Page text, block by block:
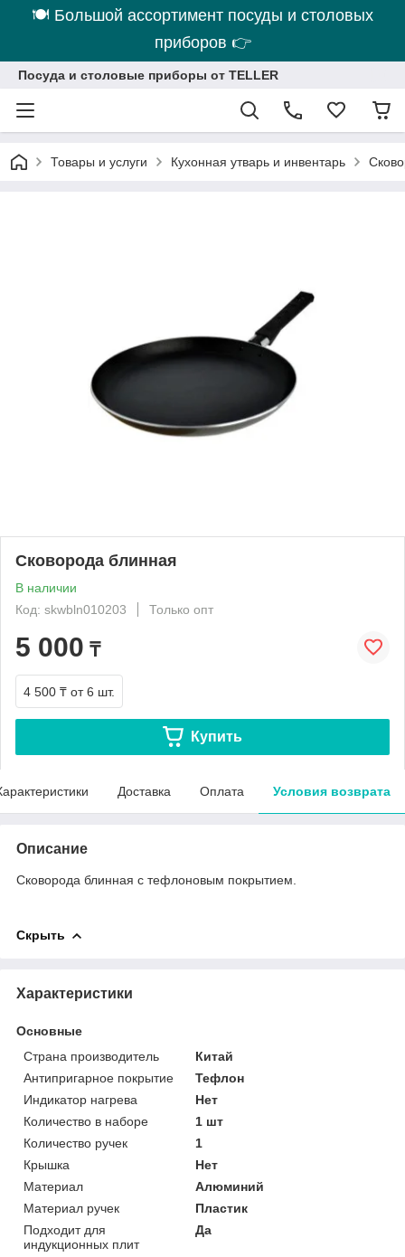
🍽 Большой ассортимент посуды и столовых
приборов 👉
Посуда и столовые приборы от TELLER
Товары и услуги Кухонная утварь и инвентарь
Сковорода блинная
В наличии
Код: skwbln010203
Только опт
5 000 ₸
4 500 ₸ от 6 шт.
Купить
Доставка Оплата Условия возврата
Описание
Сковорода блинная с тефлоновым покрытием.
Скрыть
Характеристики
Основные
Страна производитель
Китай
Антипригарное покрытие
Тефлон
Индикатор нагрева
Нет
Количество в наборе
1 шт
Количество ручек
1
Крышка
Нет
Материал
Алюминий
Материал ручек
Пластик
Подходит для
индукционных плит
Да